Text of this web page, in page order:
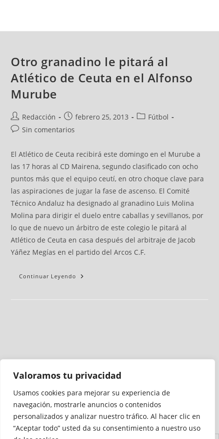
Valoramos tu privacidad
Usamos cookies para mejorar su experiencia de
navegación, mostrarle anuncios o contenidos
personalizados y analizar nuestro tráfico. Al hacer clic en
“Aceptar todo” usted da su consentimiento a nuestro uso
Otro granadino le pitará al
Atlético de Ceuta en el Alfonso
Murube
Redacción febrero 25, 2013
Fútbol
Sin comentarios
El Atlético de Ceuta recibirá este domingo en el Murube a
las 17 horas al CD Mairena, segundo clasificado con ocho
puntos más que el equipo ceutí, en otro choque clave para
las aspiraciones de jugar la fase de ascenso. El Comité
Técnico Andaluz ha designado al granadino Luis Molina
Molina para dirigir el duelo entre caballas y sevillanos, por
lo que de nuevo un árbitro de este colegio le pitará al
Atlético de Ceuta en casa después del arbitraje de Jacob
Yáñez Megías en el partido del Arcos C.F.
Continuar Leyendo
Medio auditado por